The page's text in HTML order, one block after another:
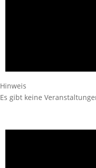
Hinweis
Es gibt keine